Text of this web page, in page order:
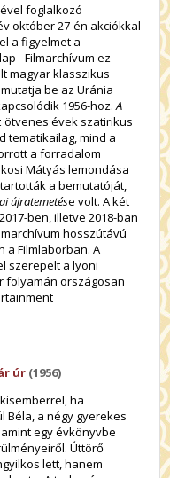
foglalkozó
október 27-én akciókkal
a figyelmet a
- Filmarchívum ez
magyar klasszikus
be az Uránia
1956-hoz.A
évek szatirikus
tematikailag, mind a
a forradalom
Mátyás lemondása
a bemutatóját,
újratemetése volt. A két
ben, illetve 2018-ban
hosszútávú
Filmlaborban. A
szerepelt a lyoni
folyamán országosan
úr (1956)
ha
Béla, a négy gyerekes
egy évkönyvbe
Úttörő
lett, hanem